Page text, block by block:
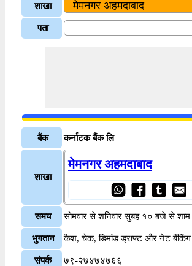
शाखा
पता
बैंक कर्नाटक बैंक लि
शाखा
मेमनगर अहमदाबाद
समय सोमवार से शनिवार सुबह १० बजे से
भुगतान कैश, चेक, डिमांड ड्राफ्ट और नेट बैंकिंग
संपर्क ७९-२७४७४७६६